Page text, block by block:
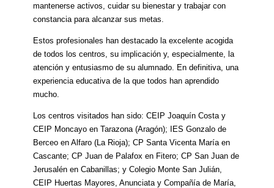
mantenerse activos, cuidar su bienestar y trabajar con
constancia para alcanzar sus metas.
Estos profesionales han destacado la excelente acogida
de todos los centros, su implicación y, especialmente, la
atención y entusiasmo de su alumnado. En definitiva, una
experiencia educativa de la que todos han aprendido
mucho.
Los centros visitados han sido: CEIP Joaquín Costa y
CEIP Moncayo en Tarazona (Aragón); IES Gonzalo de
Berceo en Alfaro (La Rioja); CP Santa Vicenta María en
Cascante; CP Juan de Palafox en Fitero; CP San Juan de
Jerusalén en Cabanillas; yColegio Monte San Julián,
CEIP Huertas Mayores, Anunciata y Compañía de María,